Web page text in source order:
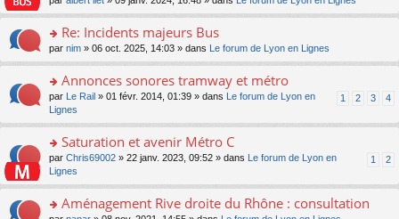
c
nt
le
u
s
ré
e
nt
e
n
o
lu
pl
u
ré
e
nt
a
g
e
n
n
pl
u
ré
e
er
le
m
e
a
g
e
n
o
lu
u
n
ult
er
le
m
e
s
g
e
n
o
n
o
n
ult
er
le
m
e
s
s
e
Re: Incidents majeurs Bus
par nim » 06 oct. 2025, 14:03 » dans Le forum de Lyon en Lignes
o
s
er
le
m
e
s
s
Annonces sonores tramway et métro
1 2 3 4
par Le Rail » 01 févr. 2014, 01:39 » dans
Le forum de Lyon en
Lignes
o
s
er
Saturation et avenir Métro C
1 2
par Chris69002 » 22 janv. 2023, 09:52 » dans
Le forum de Lyon en
Lignes
Aménagement Rive droite du Rhône : consultation